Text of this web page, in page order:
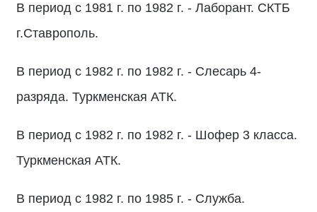
В период с 1981 г. по 1982 г. - Лаборант. СКТБ
г.Ставрополь.
В период с 1982 г. по 1982 г. - Слесарь 4-
разряда. Туркменская АТК.
В период с 1982 г. по 1982 г. - Шофер 3 класса.
Туркменская АТК.
В период с 1982 г. по 1985 г. - Служба.